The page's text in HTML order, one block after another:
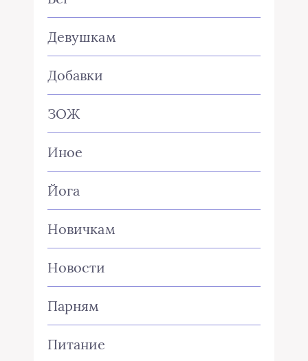
Девушкам
Добавки
ЗОЖ
Иное
Йога
Новичкам
Новости
Парням
Питание